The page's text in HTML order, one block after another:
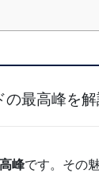
の最高峰を解
峰です。その